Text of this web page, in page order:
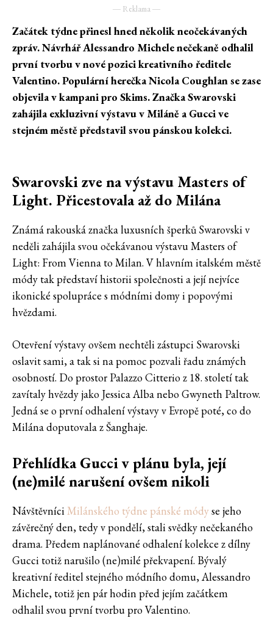
― Reklama ―
Začátek týdne přinesl hned několik neočekávaných
zpráv. Návrhář Alessandro Michele nečekaně odhalil
první tvorbu v nové pozici kreativního ředitele
Valentino. Populární herečka Nicola Coughlan se zase
objevila v kampani pro Skims. Značka Swarovski
zahájila exkluzivní výstavu v Miláně a Gucci ve
stejném městě představil svou pánskou kolekci.
Swarovski zve na výstavu Masters of
Light. Přicestovala až do Milána
Známá rakouská značka luxusních šperků Swarovski v
neděli zahájila svou očekávanou výstavu Masters of
Light: From Vienna to Milan. V hlavním italském městě
módy tak představí historii společnosti a její nejvíce
ikonické spolupráce s módními domy i popovými
hvězdami.
Otevření výstavy ovšem nechtěli zástupci Swarovski
oslavit sami, a tak si na pomoc pozvali řadu známých
osobností. Do prostor Palazzo Citterio z 18. století tak
zavítaly hvězdy jako Jessica Alba nebo Gwyneth Paltrow.
Jedná se o první odhalení výstavy v Evropě poté, co do
Milána doputovala z Šanghaje.
Přehlídka Gucci v plánu byla, její
(ne)milé narušení ovšem nikoli
NávštěvníciMilánského týdne pánské módyse jeho
závěrečný den, tedy v pondělí, stali svědky nečekaného
drama. Předem naplánované odhalení kolekce z dílny
Gucci totiž narušilo (ne)milé překvapení. Bývalý
kreativní ředitel stejného módního domu, Alessandro
Michele, totiž jen pár hodin před jejím začátkem
odhalil svou první tvorbu pro Valentino.